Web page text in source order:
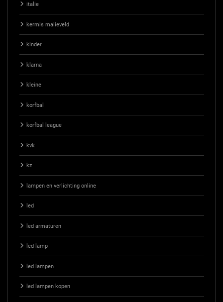
italie
kermis malieveld
kinder
klarna
kleine
korfbal
korfbal league
kvk
kz
lampen en verlichting online
led
led armaturen
led lamp
led lampen
led lampen kopen